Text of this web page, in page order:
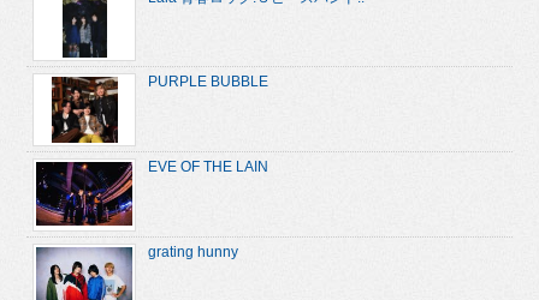
PURPLE BUBBLE
EVE OF THE LAIN
grating hunny